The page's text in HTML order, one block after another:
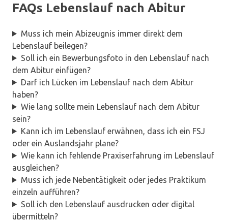
FAQs Lebenslauf nach Abitur
Muss ich mein Abizeugnis immer direkt dem
Lebenslauf beilegen?
Soll ich ein Bewerbungsfoto in den Lebenslauf nach
dem Abitur einfügen?
Darf ich Lücken im Lebenslauf nach dem Abitur
haben?
Wie lang sollte mein Lebenslauf nach dem Abitur
sein?
Kann ich im Lebenslauf erwähnen, dass ich ein FSJ
oder ein Auslandsjahr plane?
Wie kann ich fehlende Praxiserfahrung im Lebenslauf
ausgleichen?
Muss ich jede Nebentätigkeit oder jedes Praktikum
einzeln aufführen?
Soll ich den Lebenslauf ausdrucken oder digital
übermitteln?